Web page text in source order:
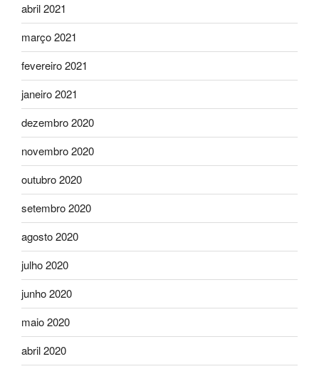
abril 2021
março 2021
fevereiro 2021
janeiro 2021
dezembro 2020
novembro 2020
outubro 2020
setembro 2020
agosto 2020
julho 2020
junho 2020
maio 2020
abril 2020